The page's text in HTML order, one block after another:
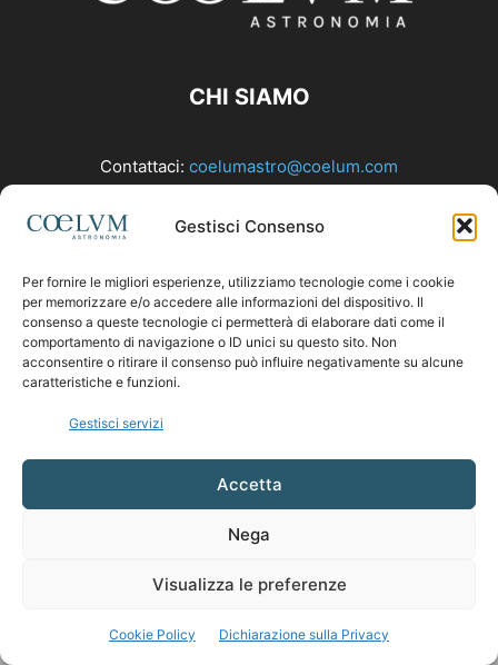
Gestisci Consenso
Per fornire le migliori esperienze, utilizziamo tecnologie come i cookie
per memorizzare e/o accedere alle informazioni del dispositivo. Il
consenso a queste tecnologie ci permetterà di elaborare dati come il
comportamento di navigazione o ID unici su questo sito. Non
acconsentire o ritirare il consenso può influire negativamente su alcune
caratteristiche e funzioni.
Gestisci servizi
Accetta
Nega
Visualizza le preferenze
Cookie Policy Dichiarazione sulla Privacy
CHI SIAMO
Contattaci: coelumastro@coelum.com
SEGUICI